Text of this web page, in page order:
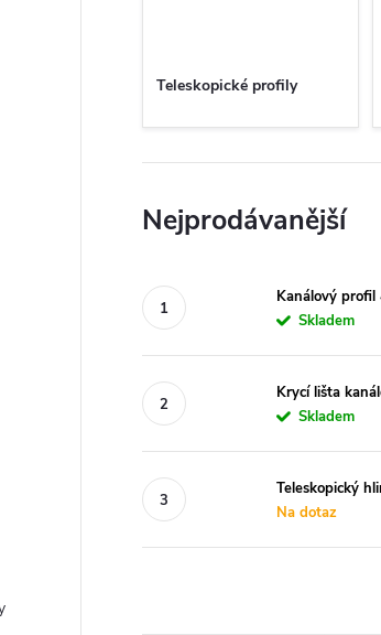
Teleskopické profily
Nejprodávanější
Kanálový
Skladem
Krycí lišta
Skladem
Teleskopický
Na dotaz